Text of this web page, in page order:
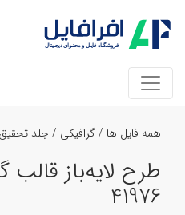
همه فایل ها /گرافیکی / جلد
طرح لایه‌باز قالب
41976